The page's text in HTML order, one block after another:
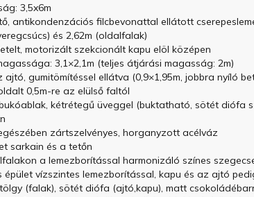
3,5x6m
antikondenzációs filcbevonattal ellátott
és 2,62m (oldalfalak)
motorizált szekcionált kapu elöl középen
3,1×2,1m (teljes átjárási magasság: 2m)
ajtó, gumitömítéssel ellátva (0,9×1,95m, jobbra nyíló
0,5m-re az elülső faltól
kétrétegű üveggel (buktatható, sötét diófa
zártszelvényes, horganyzott acélváz
sarkain és a tetőn
a lemezborítással harmonizáló színes
épület vízszintes lemezborítással, kapu és az ajtó
(falak), sötét diófa (ajtó,kapu), matt